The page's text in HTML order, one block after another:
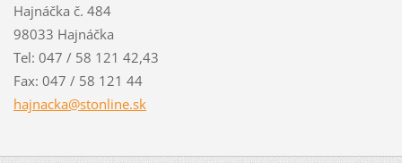
Hajnáčka č. 484
98033 Hajnáčka
Tel: 047 / 58 121 42,43
Fax: 047 / 58 121 44
hajnacka@stonline.sk